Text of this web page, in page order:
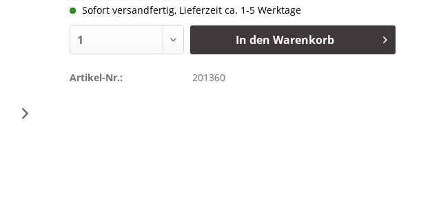
Sofort versandfertig, Lieferzeit ca. 1-5 Werktage
In den Warenkorb
Artikel-Nr.: 201360